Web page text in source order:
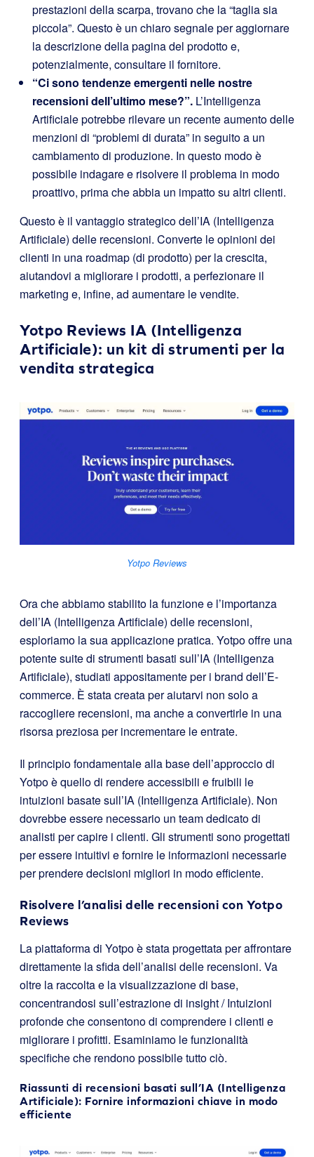
prestazioni della scarpa, trovano che la “taglia sia
piccola”. Questo è un chiaro segnale per aggiornare
la descrizione della pagina del prodotto e,
potenzialmente, consultare il fornitore.
“Ci sono tendenze emergenti nelle nostre
recensioni dell’ultimo mese?”. L’Intelligenza
Artificiale potrebbe rilevare un recente aumento delle
menzioni di “problemi di durata” in seguito a un
cambiamento di produzione. In questo modo è
possibile indagare e risolvere il problema in modo
proattivo, prima che abbia un impatto su altri clienti.
Questo è il vantaggio strategico dell’IA (Intelligenza
Artificiale) delle recensioni. Converte le opinioni dei
clienti in una roadmap (di prodotto) per la crescita,
aiutandovi a migliorare i prodotti, a perfezionare il
marketing e, infine, ad aumentare le vendite.
Yotpo Reviews IA (Intelligenza
Artificiale): un kit di strumenti per la
vendita strategica
Yotpo Reviews
Ora che abbiamo stabilito la funzione e l’importanza
dell’IA (Intelligenza Artificiale) delle recensioni,
esploriamo la sua applicazione pratica. Yotpo offre una
potente suite di strumenti basati sull’IA (Intelligenza
Artificiale), studiati appositamente per i brand dell’E-
commerce. È stata creata per aiutarvi non solo a
raccogliere recensioni, ma anche a convertirle in una
risorsa preziosa per incrementare le entrate.
Il principio fondamentale alla base dell’approccio di
Yotpo è quello di rendere accessibili e fruibili le
intuizioni basate sull’IA (Intelligenza Artificiale). Non
dovrebbe essere necessario un team dedicato di
analisti per capire i clienti. Gli strumenti sono progettati
per essere intuitivi e fornire le informazioni necessarie
per prendere decisioni migliori in modo efficiente.
Risolvere l’analisi delle recensioni con Yotpo
Reviews
La piattaforma di Yotpo è stata progettata per affrontare
direttamente la sfida dell’analisi delle recensioni. Va
oltre la raccolta e la visualizzazione di base,
concentrandosi sull’estrazione di insight / Intuizioni
profonde che consentono di comprendere i clienti e
migliorare i profitti. Esaminiamo le funzionalità
specifiche che rendono possibile tutto ciò.
Riassunti di recensioni basati sull’IA (Intelligenza
Artificiale): Fornire informazioni chiave in modo
efficiente